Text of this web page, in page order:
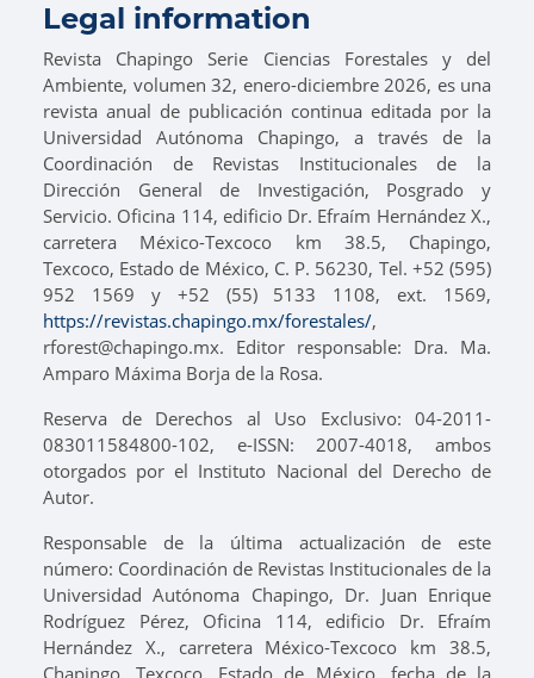
Legal information
Revista Chapingo Serie Ciencias Forestales y del
Ambiente, volumen 32, enero-diciembre 2026, es una
revista anual de publicación continua editada por la
Universidad Autónoma Chapingo, a través de la
Coordinación de Revistas Institucionales de la
Dirección General de Investigación, Posgrado y
Servicio. Oficina 114, edificio Dr. Efraím Hernández X.,
carretera México-Texcoco km 38.5, Chapingo,
Texcoco, Estado de México, C. P. 56230, Tel. +52 (595)
952 1569 y +52 (55) 5133 1108, ext. 1569,
https://revistas.chapingo.mx/forestales/,
rforest@chapingo.mx. Editor responsable: Dra. Ma.
Amparo Máxima Borja de la Rosa.
Reserva de Derechos al Uso Exclusivo: 04-2011-
083011584800-102, e-ISSN: 2007-4018, ambos
otorgados por el Instituto Nacional del Derecho de
Autor.
Responsable de la última actualización de este
número: Coordinación de Revistas Institucionales de la
Universidad Autónoma Chapingo, Dr. Juan Enrique
Rodríguez Pérez, Oficina 114, edificio Dr. Efraím
Hernández X., carretera México-Texcoco km 38.5,